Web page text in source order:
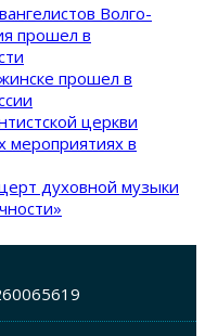
Волго-
прошел в
прошел в
церкви
мероприятиях в
духовной музыки